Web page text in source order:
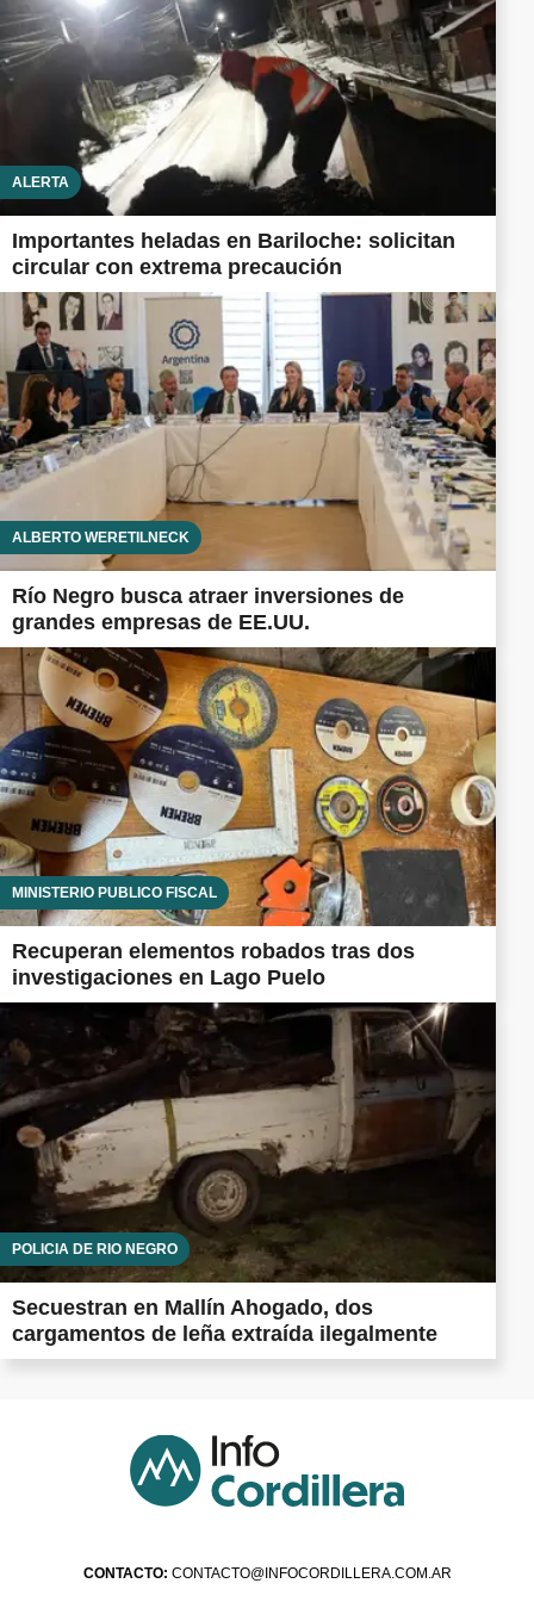
ALERTA
Importantes heladas en Bariloche: solicitan
circular con extrema precaución
ALBERTO WERETILNECK
Río Negro busca atraer inversiones de
grandes empresas de EE.UU.
MINISTERIO PÚBLICO FISCAL
Recuperan elementos robados tras dos
investigaciones en Lago Puelo
POLICÍA DE RÍO NEGRO
Secuestran en Mallín Ahogado, dos
cargamentos de leña extraída ilegalmente
CONTACTO: CONTACTO@INFOCORDILLERA.COM.AR